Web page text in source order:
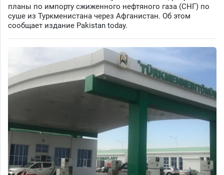
планы по импорту сжиженного нефтяного газа (СНГ) по
суше из Туркменистана через Афганистан. Об этом
сообщает издание Pakistan today.